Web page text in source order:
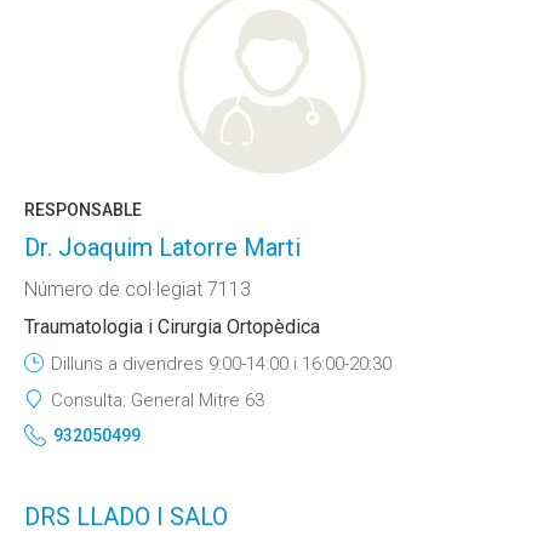
RESPONSABLE
Dr. Joaquim Latorre Marti
Número de col·legiat 7113
Traumatologia i Cirurgia Ortopèdica
Dilluns a divendres 9:00-14:00 i 16:00-20:30
Consulta: General Mitre 63
932050499
DRS LLADO I SALO